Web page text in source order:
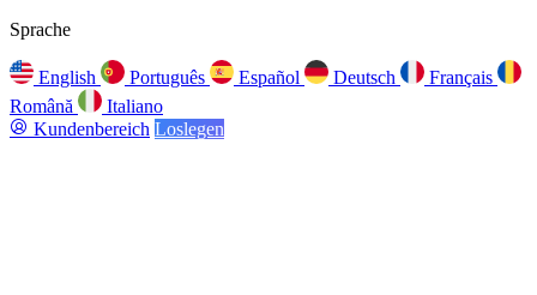
Sprache
English Português Español Deutsch
Français
Română
Italiano
Kundenbereich Loslegen